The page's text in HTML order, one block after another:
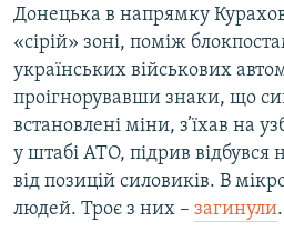
Донецька в напрямку
«сірій» зоні, поміж
українських військових
проігнорувавши знаки, що
встановлені міни, з’їхав на
у штабі АТО, підрив відбувся
від позицій силовиків. В
людей. Троє з них – загинули.